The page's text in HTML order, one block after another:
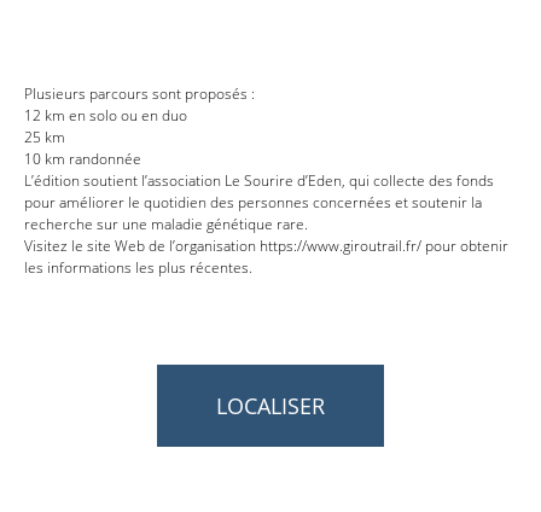
Plusieurs parcours sont proposés :
12 km en solo ou en duo
25 km
10 km randonnée
L’édition soutient l’association Le Sourire d’Eden, qui collecte des fonds
pour améliorer le quotidien des personnes concernées et soutenir la
recherche sur une maladie génétique rare.
Visitez le site Web de l’organisation https://www.giroutrail.fr/ pour obtenir
les informations les plus récentes.
LOCALISER